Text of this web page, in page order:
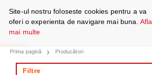
Prima pagină Producători
Filtre
Site-ul nostru foloseste cookies pentru a va
oferi o experienta de navigare mai buna. Afla
mai multe